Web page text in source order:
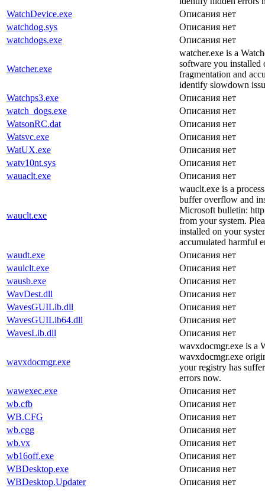
WatchDevice.exe
Описания нет
watchdog.sys
Описания нет
watchdogs.exe
Описания нет
Watcher.exe
watcher.exe is a
software you installed
fragmentation and
identify slowdown
Watchps3.exe
Описания нет
watch_dogs.exe
Описания нет
WatsonRC.dat
Описания нет
Watsvc.exe
Описания нет
WatUX.exe
Описания нет
watv10nt.sys
Описания нет
wauaclt.exe
Описания нет
wauclt.exe
wauclt.exe is a
buffer overflow and
Microsoft bulletin:
from your system.
installed on your
accumulated harmful
waudt.exe
Описания нет
waulclt.exe
Описания нет
wausb.exe
Описания нет
WavDest.dll
Описания нет
WavesGUILib.dll
Описания нет
WavesGUILib64.dll
Описания нет
WavesLib.dll
Описания нет
wavxdocmgr.exe
wavxdocmgr.exe is a
wavxdocmgr.exe
your registry has
errors now.
wawexec.exe
Описания нет
wb.cfb
Описания нет
WB.CFG
Описания нет
wb.cgg
Описания нет
wb.vx
Описания нет
wb16off.exe
Описания нет
WBDesktop.exe
Описания нет
WBDesktop.Updater
Описания нет